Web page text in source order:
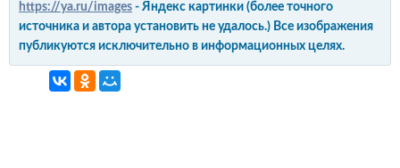
https://ya.ru/images - Яндекс картинки (более точного
источника и автора установить не удалось.) Все изображения
публикуются исключительно в информационных целях.